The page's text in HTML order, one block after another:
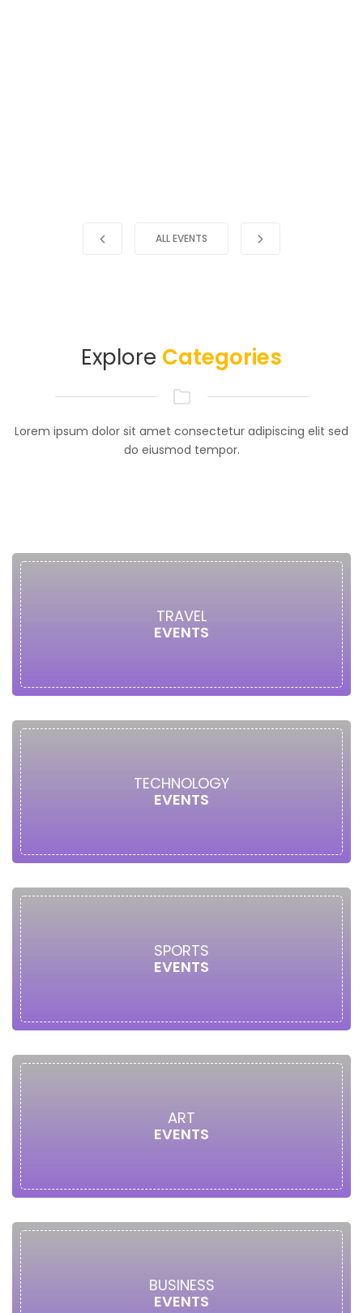
ALL EVENTS
Explore Categories
Lorem ipsum dolor sit amet consectetur adipiscing elit sed
do eiusmod tempor.
TRAVEL
EVENTS
TECHNOLOGY
EVENTS
SPORTS
EVENTS
ART
EVENTS
BUSINESS
EVENTS